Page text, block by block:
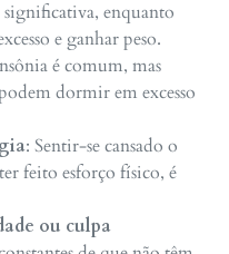
significativa, enquanto
e ganhar peso.
é comum, mas
dormir em excesso
: Sentir-se cansado o
feito esforço físico, é
ou culpa